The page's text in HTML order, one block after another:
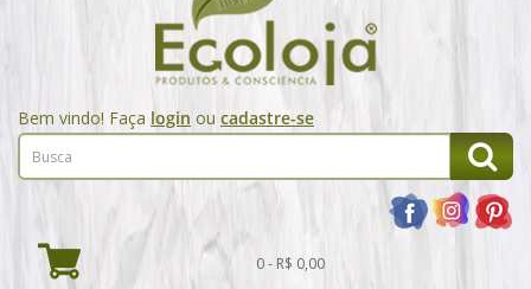
Bem vindo! Faça login ou cadastre-se
0 - R$ 0,00